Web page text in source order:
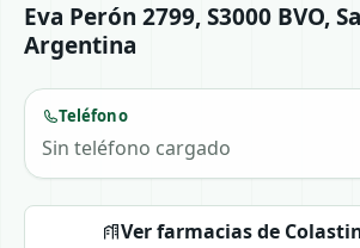
Eva Perón 2799, S3000 BVO,
Argentina
Teléfono
Sin teléfono cargado
Ver farmacias de